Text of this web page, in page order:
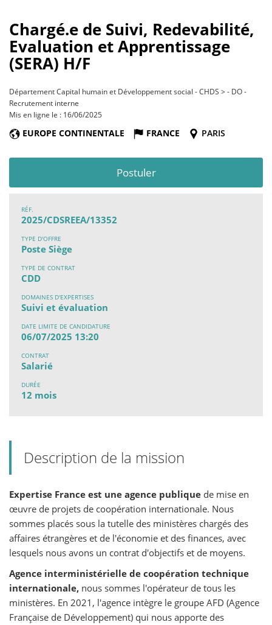
Chargé.e de Suivi, Redevabilité,
Evaluation et Apprentissage
(SERA) H/F
Département Capital humain et Développement social - CHDS > - DO -
Recrutement interne
Mis en ligne le : 16/06/2025
EUROPE CONTINENTALE FRANCE PARIS
Postuler
RÉF.
2025/CDSREEA/13352
TYPE D'OFFRE
Poste Siège
TYPE DE CONTRAT
CDD
DOMAINES D'EXPERTISES
Suivi et évaluation
DATE LIMITE DE CANDIDATURE
06/07/2025 13:20
CONTRAT
Salarié
DURÉE
12 mois
Description de la mission
Expertise France est une agence publique de mise en
œuvre de projets de coopération internationale. Nous
sommes placés sous la tutelle des ministères chargés des
affaires étrangères et de l'économie et des finances, avec
lesquels nous avons un contrat d'objectifs et de moyens.
Agence interministérielle de coopération technique
internationale, nous sommes l'opérateur de tous les
ministères. En 2021, l'agence intègre le groupe AFD (Agence
Française de Développement) qui nous apporte des